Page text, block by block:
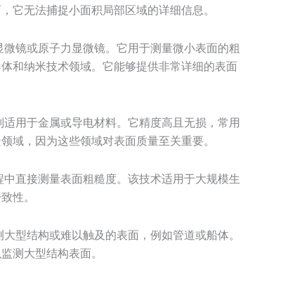
它无法捕捉小面积局部区域的详细信息。
镜或原子力显微镜。它用于测量微小表面的粗
和纳米技术领域。它能够提供非常详细的表面
用于金属或导电材料。它精度高且无损，常用
域，因为这些领域对表面质量至关重要。
直接测量表面粗糙度。该技术适用于大规模生
性。
型结构或难以触及的表面，例如管道或船体。
测大型结构表面。